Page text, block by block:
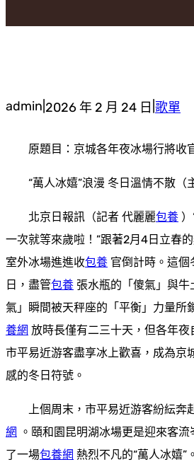
admin 2026 年 2 月 24 日 歌單
原題目：京城各年夜冰場行將收
“萬人冰嬉”浪漫 冬日溫情不散（
北京日報訊（記者 代麗麗包養
一次就等來歲啦！”跟著2月4日立春
室外冰場進進收包養 官倒計時。這個
日，盡管包養 張水瓶的「傻氣」與牛
氣」瞬間被天秤座的「平衡」力量所
養網 放時長僅有二三十天，但各年夜
市平易近游客盡享冰上歡喜，成為京
感的冬日符號。
上個周末，市平易近游客紛紜奔
網 。頤和園昆明湖冰場更是迎來客流
了一場包養網 熱烈不凡的“萬人冰嬉”。